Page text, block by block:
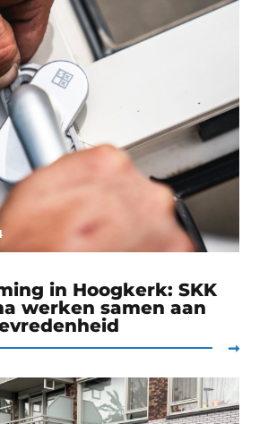
in Hoogkerk: SKK
werken samen aan